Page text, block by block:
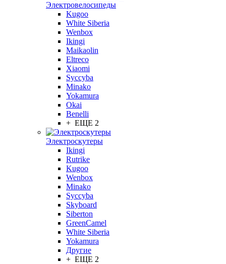
Электровелосипеды
Kugoo
White Siberia
Wenbox
Ikingi
Maikaolin
Eltreco
Xiaomi
Syccyba
Minako
Yokamura
Okai
Benelli
+ ЕЩЕ 2
Электроскутеры
Ikingi
Rutrike
Kugoo
Wenbox
Minako
Syccyba
Skyboard
Siberton
GreenCamel
White Siberia
Yokamura
Другие
+ ЕЩЕ 2